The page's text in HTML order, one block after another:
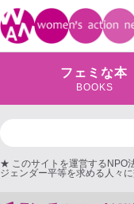
フェミな本
BOOKS
★ このサイトを運営するNPO
ジェンダー平等を求める人々